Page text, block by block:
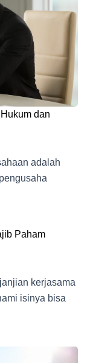
dan
adalah
Paham
kerjasama
isinya bisa